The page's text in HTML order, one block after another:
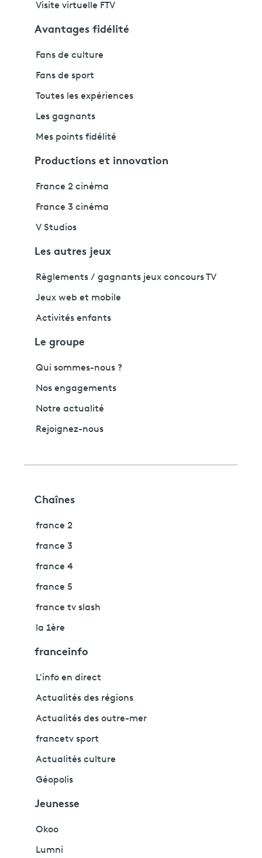
Visite virtuelle FTV
Avantages fidélité
Fans de culture
Fans de sport
Toutes les expériences
Les gagnants
Mes points fidélité
Productions et innovation
France 2 cinéma
France 3 cinéma
V Studios
Les autres jeux
Règlements / gagnants jeux concours TV
Jeux web et mobile
Activités enfants
Le groupe
Qui sommes-nous ?
Nos engagements
Notre actualité
Rejoignez-nous
Chaînes
france 2
france 3
france 4
france 5
france tv slash
la 1ère
franceinfo
L'info en direct
Actualités des régions
Actualités des outre-mer
francetv sport
Actualités culture
Géopolis
Jeunesse
Okoo
Lumni